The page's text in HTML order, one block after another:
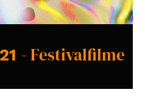
- Festivalfilme